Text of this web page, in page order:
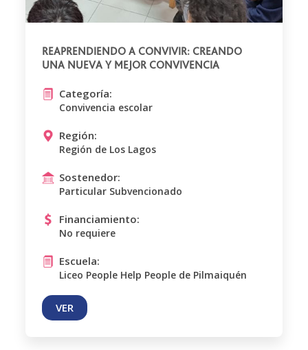
REAPRENDIENDO A CONVIVIR: CREANDO
UNA NUEVA Y MEJOR CONVIVENCIA
Categoría:
Convivencia escolar
Región:
Región de Los Lagos
Sostenedor:
Particular Subvencionado
Financiamiento:
No requiere
Escuela:
Liceo People Help People de Pilmaiquén
VER